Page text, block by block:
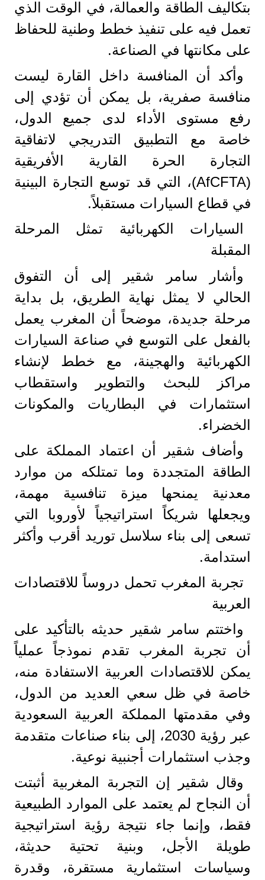
بتكاليف الطاقة والعمالة، في الوقت الذي
تعمل فيه على تنفيذ خطط وطنية للحفاظ
على مكانتها في الصناعة.
وأكد أن المنافسة داخل القارة ليست
منافسة صفرية، بل يمكن أن تؤدي إلى
رفع مستوى الأداء لدى جميع الدول،
خاصة مع التطبيق التدريجي لاتفاقية
التجارة الحرة القارية الأفريقية
(AfCFTA)، التي قد توسع التجارة البينية
في قطاع السيارات مستقبلاً.
السيارات الكهربائية تمثل المرحلة
المقبلة
وأشار سامر شقير إلى أن التفوق
الحالي لا يمثل نهاية الطريق، بل بداية
مرحلة جديدة، موضحاً أن المغرب يعمل
بالفعل على التوسع في صناعة السيارات
الكهربائية والهجينة، مع خطط لإنشاء
مراكز للبحث والتطوير واستقطاب
استثمارات في البطاريات والمكونات
الخضراء.
وأضاف شقير أن اعتماد المملكة على
الطاقة المتجددة وما تمتلكه من موارد
معدنية يمنحها ميزة تنافسية مهمة،
ويجعلها شريكاً استراتيجياً لأوروبا التي
تسعى إلى بناء سلاسل توريد أقرب وأكثر
استدامة.
تجربة المغرب تحمل دروساً للاقتصادات
العربية
واختتم سامر شقير حديثه بالتأكيد على
أن تجربة المغرب تقدم نموذجاً عملياً
يمكن للاقتصادات العربية الاستفادة منه،
خاصة في ظل سعي العديد من الدول،
وفي مقدمتها المملكة العربية السعودية
عبر رؤية 2030، إلى بناء صناعات متقدمة
وجذب استثمارات أجنبية نوعية.
وقال شقير إن التجربة المغربية أثبتت
أن النجاح لم يعتمد على الموارد الطبيعية
فقط، وإنما جاء نتيجة رؤية استراتيجية
طويلة الأجل، وبنية تحتية حديثة،
وسياسات استثمارية مستقرة، وقدرة